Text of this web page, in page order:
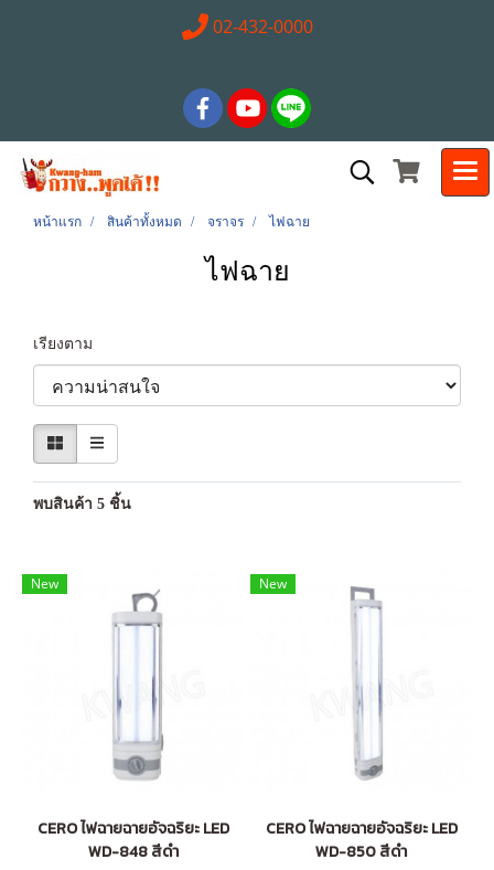
02-432-0000
หน้าแรก สินค้าทั้งหมด จราจร ไฟฉาย
ไฟฉาย
เรียงตาม
พบสินค้า 5 ชิ้น
New
CERO ไฟฉายฉายอัจฉริยะ LED
WD-848 สีดำ
New
CERO ไฟฉายฉายอัจฉริยะ LED
WD-850 สีดำ